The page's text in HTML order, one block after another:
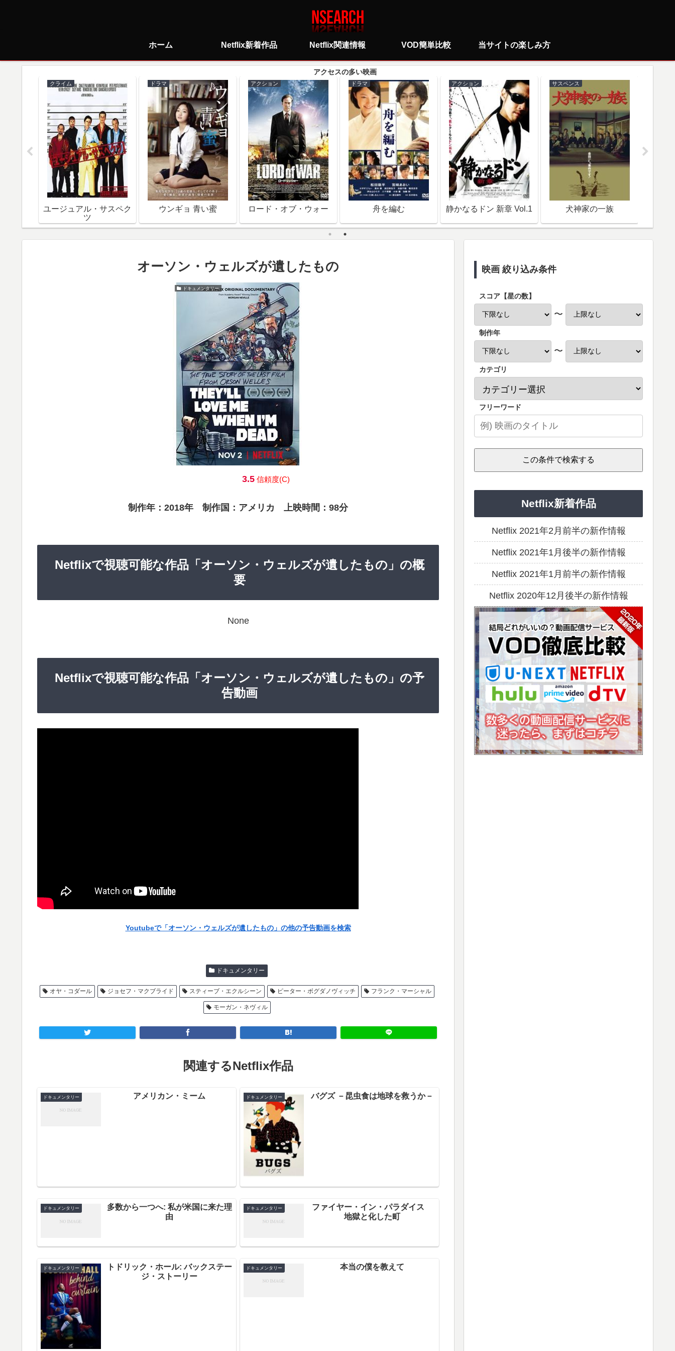
ホーム Netflix新着作品 Netflix関連情報 VOD簡単比較 当サイトの楽しみ方
クライム
ユージュアル・サスペク
ツ
ドラマ
ウンギョ 青い蜜
アクション
ロード・オブ・ウォー
ドラマ
舟を編む
アクション
静かなるドン 新章 Vol.1
サスペンス
犬神家の一族
オーソン・ウェルズが遺したもの
ドキュメンタリー
3.5信頼度(C)
制作年：2018年 制作国：アメリカ 上映時間：98分
Netflixで視聴可能な作品「オーソン・ウェルズが遺したもの」の概
要
None
Netflixで視聴可能な作品「オーソン・ウェルズが遺したもの」の予
告動画
Youtubeで「オーソン・ウェルズが遺したもの」の他の予告動画を検索
ドキュメンタリー
オヤ・コダール ジョセフ・マクブライド スティーブ・エクルシーン ピーター・ボグダノヴィッチ フランク・マーシャル
モーガン・ネヴィル
関連するNetflix作品
ドキュメンタリー アメリカン・ミーム ドキュメンタリー バグズ －昆虫食は地球を救うか－
ドキュメンタリー
多数から一つへ: 私が米国に来た理
由
ドキュメンタリー
ファイヤー・イン・パラダイス
地獄と化した町
ドキュメンタリー
トドリック・ホール: バックステー
ジ・ストーリー
ドキュメンタリー 本当の僕を教えて
映画 絞り込み条件
スコア【星の数】
〜
制作年
〜
カテゴリ
フリーワード
Netflix新着作品
Netflix 2021年2月前半の新作情報
Netflix 2021年1月後半の新作情報
Netflix 2021年1月前半の新作情報
Netflix 2020年12月後半の新作情報